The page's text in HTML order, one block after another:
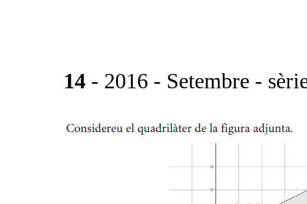
14 - 2016 - Setembre -